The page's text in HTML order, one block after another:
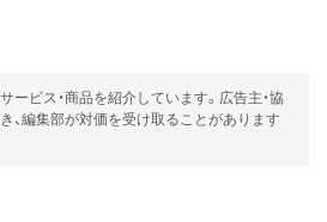
ービス・商品を紹介しています。広告主・協
、編集部が対価を受け取ることがあります